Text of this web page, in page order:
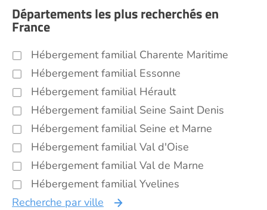
Départements les plus recherchés en
France
Hébergement familial Charente Maritime
Hébergement familial Essonne
Hébergement familial Hérault
Hébergement familial Seine Saint Denis
Hébergement familial Seine et Marne
Hébergement familial Val d'Oise
Hébergement familial Val de Marne
Hébergement familial Yvelines
Recherche par ville